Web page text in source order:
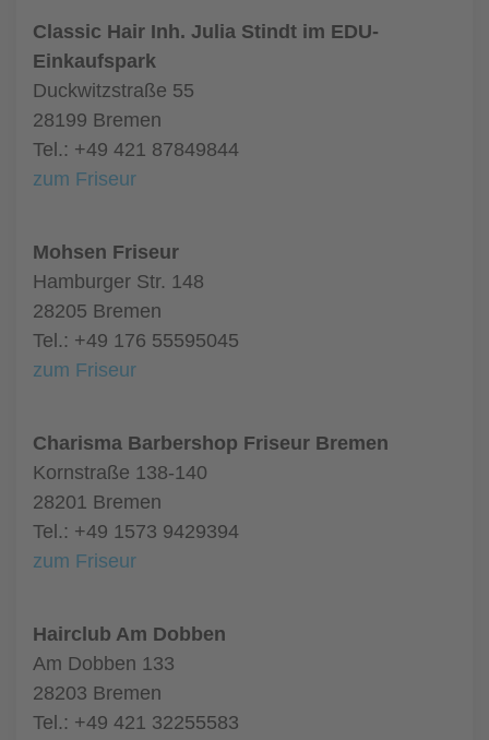
Classic Hair Inh. Julia Stindt im EDU-
Einkaufspark
Duckwitzstraße 55
28199 Bremen
Tel.: +49 421 87849844
zum Friseur
Mohsen Friseur
Hamburger Str. 148
28205 Bremen
Tel.: +49 176 55595045
zum Friseur
Charisma Barbershop Friseur Bremen
Kornstraße 138-140
28201 Bremen
Tel.: +49 1573 9429394
zum Friseur
Hairclub Am Dobben
Am Dobben 133
28203 Bremen
Tel.: +49 421 32255583